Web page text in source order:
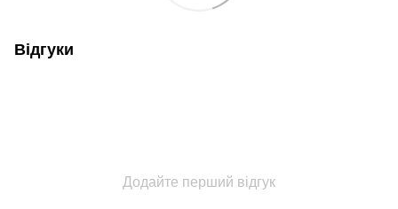
Відгуки
Додайте перший відгук